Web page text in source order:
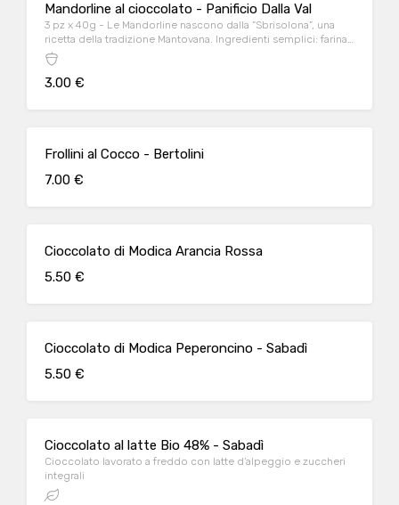
Mandorline al cioccolato - Panificio Dalla Val
3 pz x 40g - Le Mandorline nascono dalla “Sbrisolona”, una
ricetta della tradizione Mantovana. Ingredienti semplici: farina
di grano tenero e di mais, burro, mandorle, zucchero, granella
di nocciola, uova e GOCCE DI CIOCCOLATO.
3.00 €
Frollini al Cocco - Bertolini
7.00 €
Cioccolato di Modica Arancia Rossa
5.50 €
Cioccolato di Modica Peperoncino - Sabadì
5.50 €
Cioccolato al latte Bio 48% - Sabadì
Cioccolato lavorato a freddo con latte d’alpeggio e zuccheri
integrali